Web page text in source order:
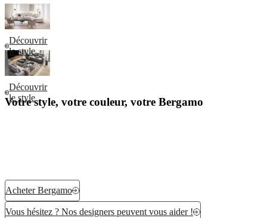
Découvrir
le style
Découvrir
le style
Votre style, votre couleur, votre Bergamo
Acheter Bergamo
Vous hésitez ? Nos designers peuvent vous aider !